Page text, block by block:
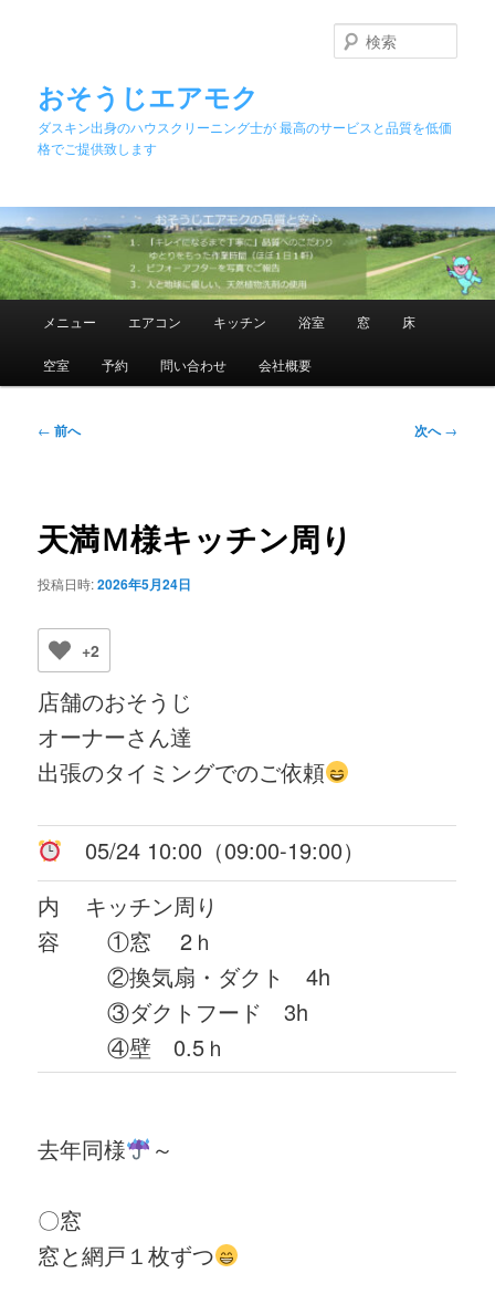
移
動
おそうじエアモク
ダスキン出身のハウスクリーニング士が 最高のサービスと品質を低価
格でご提供致します
索
メ
メニュー エアコン キッチン 浴室 窓 床
空室 予約 問い合わせ 会社概要
投
ゲ
ー
ョ
← 前へ 次へ→
天満Ｍ様キッチン周り
投稿日時:2026年5月24日
+2
店舗のおそうじ
オーナーさん達
出張のタイミングでのご依頼
05/24 10:00（09:00-19:00）
内
容
キッチン周り
①窓 2ｈ
②換気扇・ダクト 4h
③ダクトフード 3h
④壁 0.5ｈ
去年同様 ～
〇窓
窓と網戸１枚ずつ